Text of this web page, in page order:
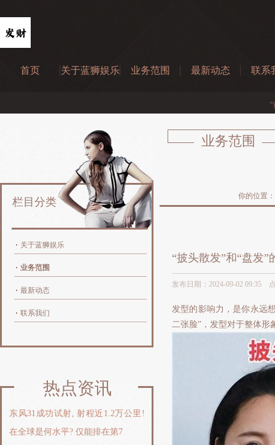
首页 关于蓝狮娱乐 业务范围 最新动态 联系
“披头散发”和“盘发”的女人对比,
栏目分类
关于蓝狮娱乐
业务范围
最新动态
联系我们
热点资讯
东风31成功试射, 射程近1.2万公里!
在全球是何水平? 仅能排在第7
业务范围
你的位置：
“披头散发”和“盘发
发布日期：2024-09-02 09:35
发型的影响力，是你永远
二张脸”，发型对于整体形